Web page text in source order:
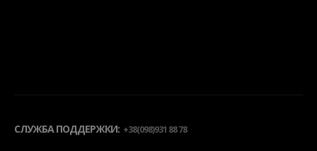
СЛУЖБА ПОДДЕРЖКИ: +38(098)931 88 78